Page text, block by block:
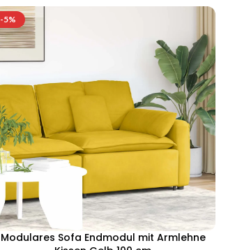
-5%
Modulares Sofa Endmodul mit Armlehne